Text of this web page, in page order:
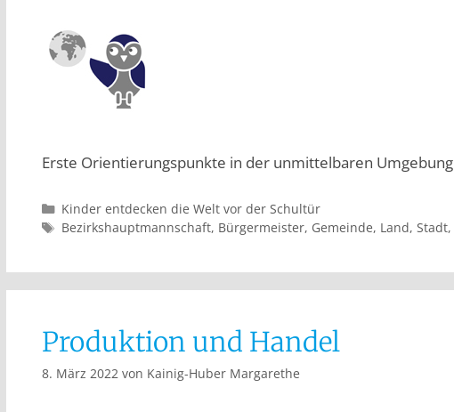
Erste Orientierungspunkte in der unmittelbaren Umgebung
Kinder entdecken die Welt vor der Schultür
Bezirkshauptmannschaft, Bürgermeister, Gemeinde, Land, Stadt,
Produktion und Handel
8. März 2022 von Kainig-Huber Margarethe